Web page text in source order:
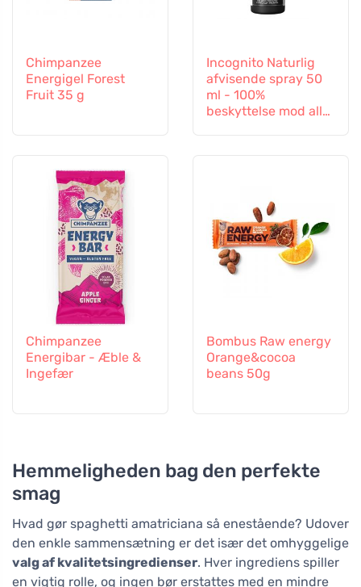
Chimpanzee
Energigel Forest
Fruit 35 g
Incognito Naturlig
afvisende spray 50
ml - 100%
beskyttelse mod alle
Chimpanzee
Energibar - Æble &
Ingefær
Bombus Raw energy
Orange&cocoa
beans 50g
Hemmeligheden bag den perfekte
smag
Hvad gør spaghetti amatriciana så enestående? Udover
den enkle sammensætning er det især det omhyggelige
valg af kvalitetsingredienser. Hver ingrediens spiller
en vigtig rolle, og ingen bør erstattes med en mindre